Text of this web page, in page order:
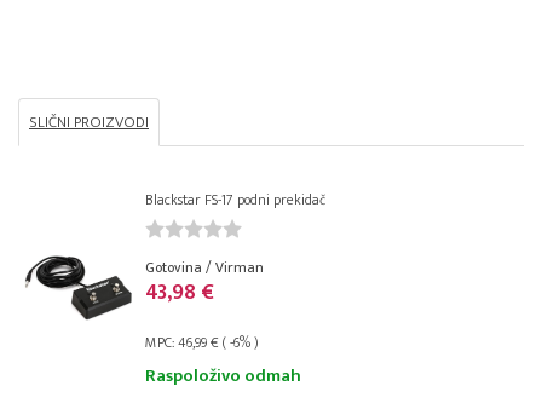
SLIČNI PROIZVODI
Blackstar FS-17 podni prekidač
Gotovina / Virman
43,98 €
MPC: 46,99 € ( -6% )
Raspoloživo odmah